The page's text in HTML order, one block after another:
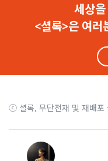
세상
<셜록>은 여러
ⓒ 셜록, 무단전재 및 재배포